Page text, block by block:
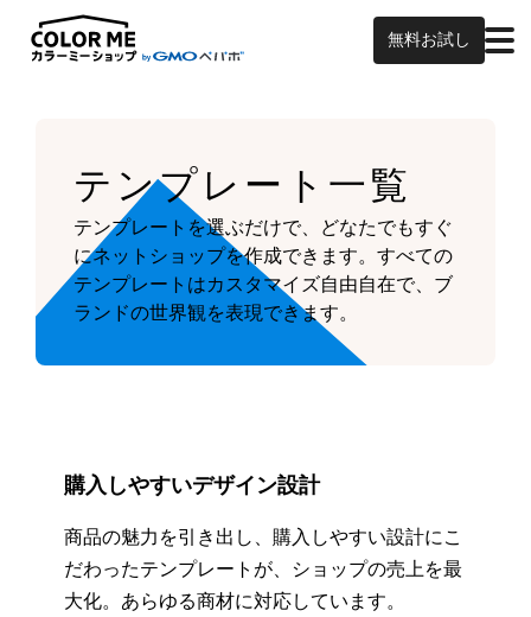
無料お試し
テンプレート一覧
テンプレートを選ぶだけで、どなたでもすぐ
にネットショップを作成できます。すべての
テンプレートはカスタマイズ自由自在で、ブ
ランドの世界観を表現できます。
購入しやすいデザイン設計
商品の魅力を引き出し、購入しやすい設計にこ
だわったテンプレートが、ショップの売上を最
大化。あらゆる商材に対応しています。